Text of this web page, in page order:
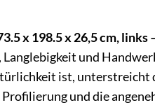
x 198.5 x 26,5 cm, links
und
ist, unterstreicht
und die